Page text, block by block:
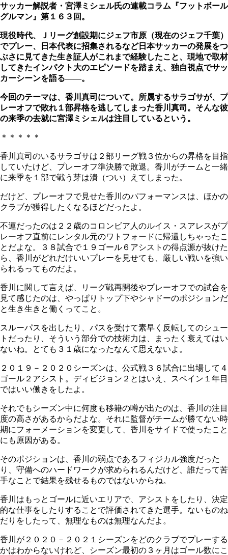
サッカー解説者・宮澤ミシェル氏の連載コラム『フットボール
グルマン』第１６３回。
現役時代、Ｊリーグ創設期にジェフ市原（現在のジェフ千葉）
でプレー、日本代表に招集されるなど日本サッカーの発展をつ
ぶさに見てきた生き証人がこれまで経験したこと、現地で取材
してきたインパクト大のエピソードを踏まえ、独自視点でサッ
カーシーンを語る――。
今回のテーマは、香川真司について。所属するサラゴサが、プ
レーオフで敗れ１部昇格を逃してしまった香川真司。そんな彼
の来季の去就に宮澤ミシェルは注目しているという。
＊＊＊＊＊
香川真司のいるサラゴサは２部リーグ戦３位からの昇格を目指
していたけど、プレーオフ準決勝で敗退。香川がチームと一緒
に来季を１部で戦う芽は潰（つい）えてしまった。
だけど、プレーオフで見せた香川のパフォーマンスは、ほかの
クラブが獲得したくなるほどだったよ。
不運だったのは２２歳のコロンビア人のルイス・スアレスがプ
レーオフ直前にレンタル元のワトフォードに帰還しちゃったこ
とだよな。３８試合で１９ゴール６アシストの得点源が抜けた
ら、香川がどれだけいいプレーを見せても、厳しい戦いを強い
られるってものだよ。
香川に関して言えば、リーグ戦再開後やプレーオフでの試合を
見て感じたのは、やっぱりトップ下やシャドーのポジションだ
と生き生きと働くってこと。
スルーパスを出したり、パスを受けて素早く反転してのシュー
トだったり、そういう部分での技術力は、まったく衰えてはい
ないね。とても３１歳になったなんて思えないよ。
２０１９－２０２０シーズンは、公式戦３６試合に出場して４
ゴール２アシスト。ディビジョン２とはいえ、スペイン１年目
ではいい働きをしたよ。
それでもシーズン中に何度も移籍の噂が出たのは、香川の注目
度の高さがあるからだよな。それに監督がチームが勝てない時
期にフォーメーションを変更して、香川をサイドで使ったこと
にも原因がある。
そのポジションは、香川の弱点であるフィジカル強度だった
り、守備へのハードワークが求められるんだけど、誰だって苦
手なことで結果を残せるものではないからね。
香川はもっとゴールに近いエリアで、アシストをしたり、決定
的な仕事をしたりすることで評価されてきた選手。ないものね
だりをしたって、無理なものは無理なんだよ。
香川が２０２０－２０２１シーズンをどのクラブでプレーする
かはわからないけれど、シーズン最初の３ヶ月はゴール数にこ